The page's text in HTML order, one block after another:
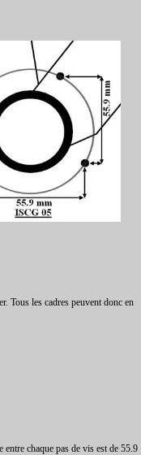
Tous les cadres peuvent donc en
chaque pas de vis est de 55.9